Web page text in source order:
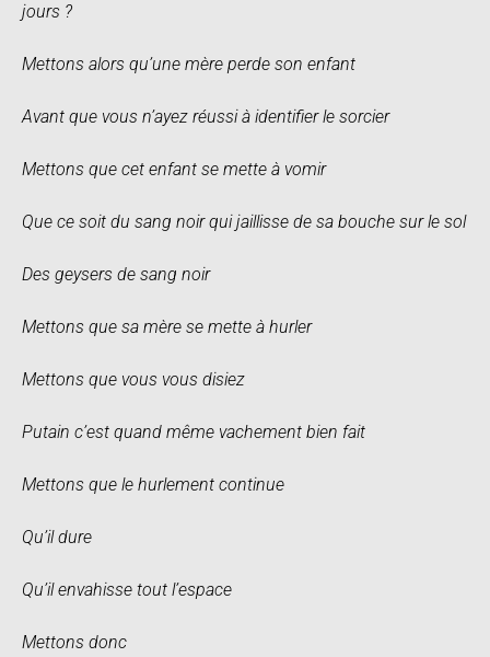
jours ?
Mettons alors qu’une mère perde son enfant
Avant que vous n’ayez réussi à identifier le sorcier
Mettons que cet enfant se mette à vomir
Que ce soit du sang noir qui jaillisse de sa bouche sur le sol
Des geysers de sang noir
Mettons que sa mère se mette à hurler
Mettons que vous vous disiez
Putain c’est quand même vachement bien fait
Mettons que le hurlement continue
Qu’il dure
Qu’il envahisse tout l’espace
Mettons donc